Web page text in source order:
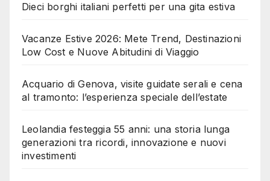
Dieci borghi italiani perfetti per una gita estiva
Vacanze Estive 2026: Mete Trend, Destinazioni
Low Cost e Nuove Abitudini di Viaggio
Acquario di Genova, visite guidate serali e cena
al tramonto: l’esperienza speciale dell’estate
Leolandia festeggia 55 anni: una storia lunga
generazioni tra ricordi, innovazione e nuovi
investimenti